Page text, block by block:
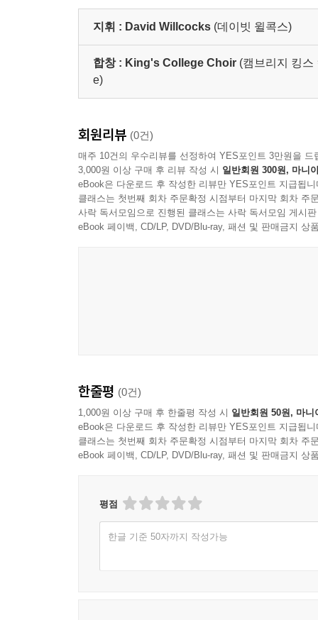
지휘 : David Willcocks (데이빗 윌콕스)
합창 : King's College Choir (캠브리지 킹
e)
회원리뷰 (0건)
매주 10건의 우수리뷰를 선정하여 YES포인트 3만원을 드
3,000원 이상 구매 후 리뷰 작성 시 일반회원 300원, 마니
eBook은 다운로드 후 작성한 리뷰만 YES포인트 지급됩니
클래스는 첫번째 회차 주문확정 시점부터 마지막 회차 주
사락 독서모임으로 진행된 클래스는 사락 독서모임 게시
eBook 페이백, CD/LP, DVD/Blu-ray, 패션 및 판매금지 상
한줄평 (0건)
1,000원 이상 구매 후 한줄평 작성 시 일반회원 50원, 마니
eBook은 다운로드 후 작성한 리뷰만 YES포인트 지급됩니
클래스는 첫번째 회차 주문확정 시점부터 마지막 회차 주
eBook 페이백, CD/LP, DVD/Blu-ray, 패션 및 판매금지 상
평점
한글 기준 50자까지 작성가능